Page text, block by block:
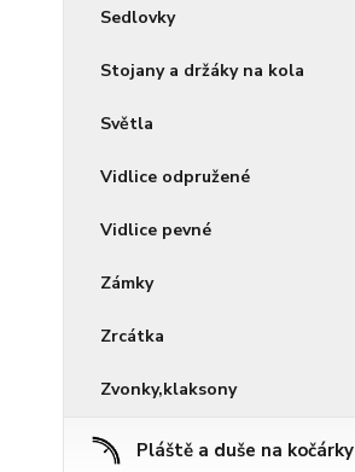
Sedlovky
Stojany a držáky na kola
Světla
Vidlice odpružené
Vidlice pevné
Zámky
Zrcátka
Zvonky,klaksony
Pláště a duše na kočárky